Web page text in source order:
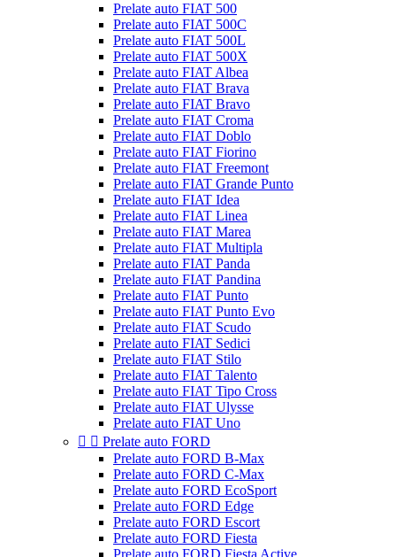
Prelate auto FIAT 500
Prelate auto FIAT 500C
Prelate auto FIAT 500L
Prelate auto FIAT 500X
Prelate auto FIAT Albea
Prelate auto FIAT Brava
Prelate auto FIAT Bravo
Prelate auto FIAT Croma
Prelate auto FIAT Doblo
Prelate auto FIAT Fiorino
Prelate auto FIAT Freemont
Prelate auto FIAT Grande Punto
Prelate auto FIAT Idea
Prelate auto FIAT Linea
Prelate auto FIAT Marea
Prelate auto FIAT Multipla
Prelate auto FIAT Panda
Prelate auto FIAT Pandina
Prelate auto FIAT Punto
Prelate auto FIAT Punto Evo
Prelate auto FIAT Scudo
Prelate auto FIAT Sedici
Prelate auto FIAT Stilo
Prelate auto FIAT Talento
Prelate auto FIAT Tipo Cross
Prelate auto FIAT Ulysse
Prelate auto FIAT Uno
  Prelate auto FORD
Prelate auto FORD B-Max
Prelate auto FORD C-Max
Prelate auto FORD EcoSport
Prelate auto FORD Edge
Prelate auto FORD Escort
Prelate auto FORD Fiesta
Prelate auto FORD Fiesta Active